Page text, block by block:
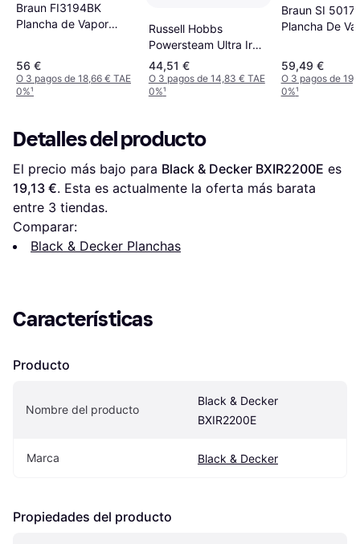
Braun FI3194BK
Plancha de Vapor
56 €
O 3 pagos de 18,66 € TAE
0%¹
Russell Hobbs
Powersteam Ultra Iron
20630
44,51 €
O 3 pagos de 14,83 € TAE
0%¹
Braun SI 5017
Plancha De
59,49 €
O 3 pagos de
0%¹
Detalles del producto
El precio más bajo para Black & Decker BXIR2200E
19,13 €. Esta es actualmente la oferta más barata
entre 3 tiendas.
Comparar:
Black & Decker Planchas
Características
Producto
Nombre del producto
Black & Decker
BXIR2200E
Marca Black & Decker
Propiedades del producto